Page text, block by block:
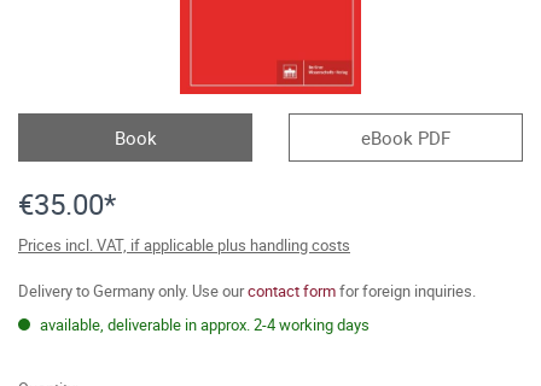
Book eBook PDF
€35.00*
Prices incl. VAT, if applicable plus handling costs
Delivery to Germany only. Use ourcontact formfor foreign inquiries.
available, deliverable in approx. 2-4 working days